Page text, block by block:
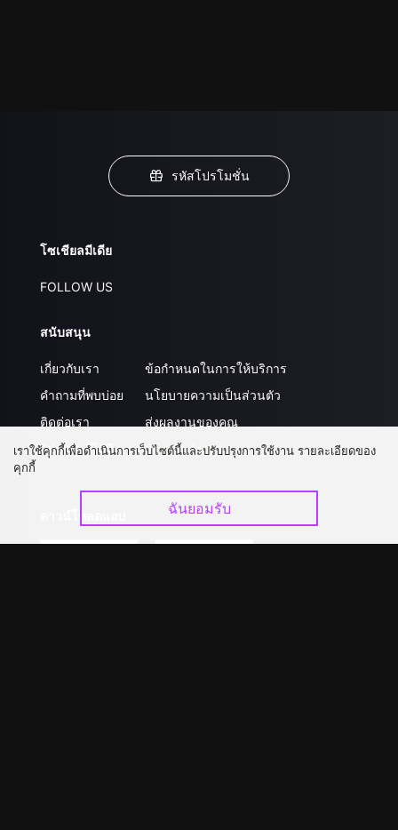
รหัสโปรโมชั่น
โซเชียลมีเดีย
FOLLOW US
สนับสนุน
เกี่ยวกับเรา
คำถามที่พบบ่อย
ติดต่อเรา
อัปเกรด วีไอพี
ข้อกำหนดในการให้บริการ
นโยบายความเป็นส่วนตัว
ส่งผลงานของคุณ
ร่วมงานกับเรา
เราใช้คุกกี้เพื่อดำเนินการเว็บไซต์นี้และปรับปรุงการใช้งาน รายละเอียดของ
คุกกี้
ฉันยอมรับ